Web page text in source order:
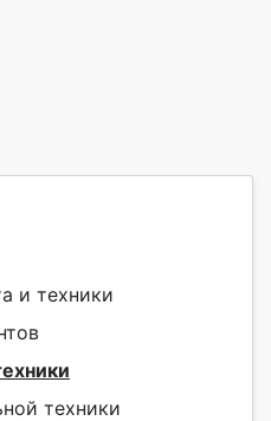
и техники
техники